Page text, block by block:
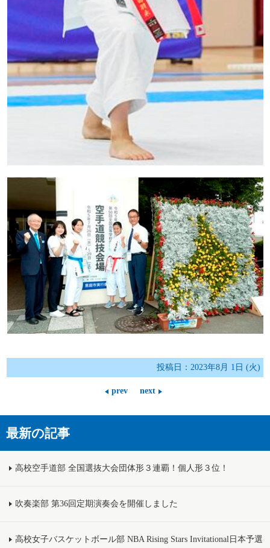
投稿日：2023年8月 1日 (火)
prev next
最新の記事
高校空手道部 全国選抜大会団体形３連覇！個人形３位！
吹奏楽部 第36回定期演奏会を開催しました
高校女子バスケットボール部 NBA Rising Stars Invitational日本予選